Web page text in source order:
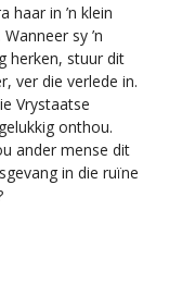
haar in ’n klein
sy ’n
herken, stuur dit
ver die verlede in.
Vrystaatse
onthou.
ander mense dit
in die ruïne